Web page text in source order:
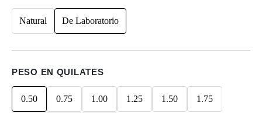
Natural De Laboratorio
PESO EN QUILATES
0.50 0.75 1.00 1.25 1.50 1.75